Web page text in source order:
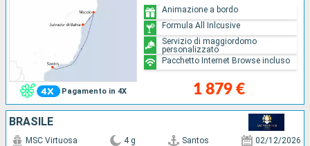
Pagamento in 4X 1 879 €
Animazione a bordo
Formula All Inlcusive
Servizio di maggiordomo
personalizzato
Pacchetto Internet Browse incluso
BRASILE
MSC Virtuosa 4 g Santos 02/12/2026